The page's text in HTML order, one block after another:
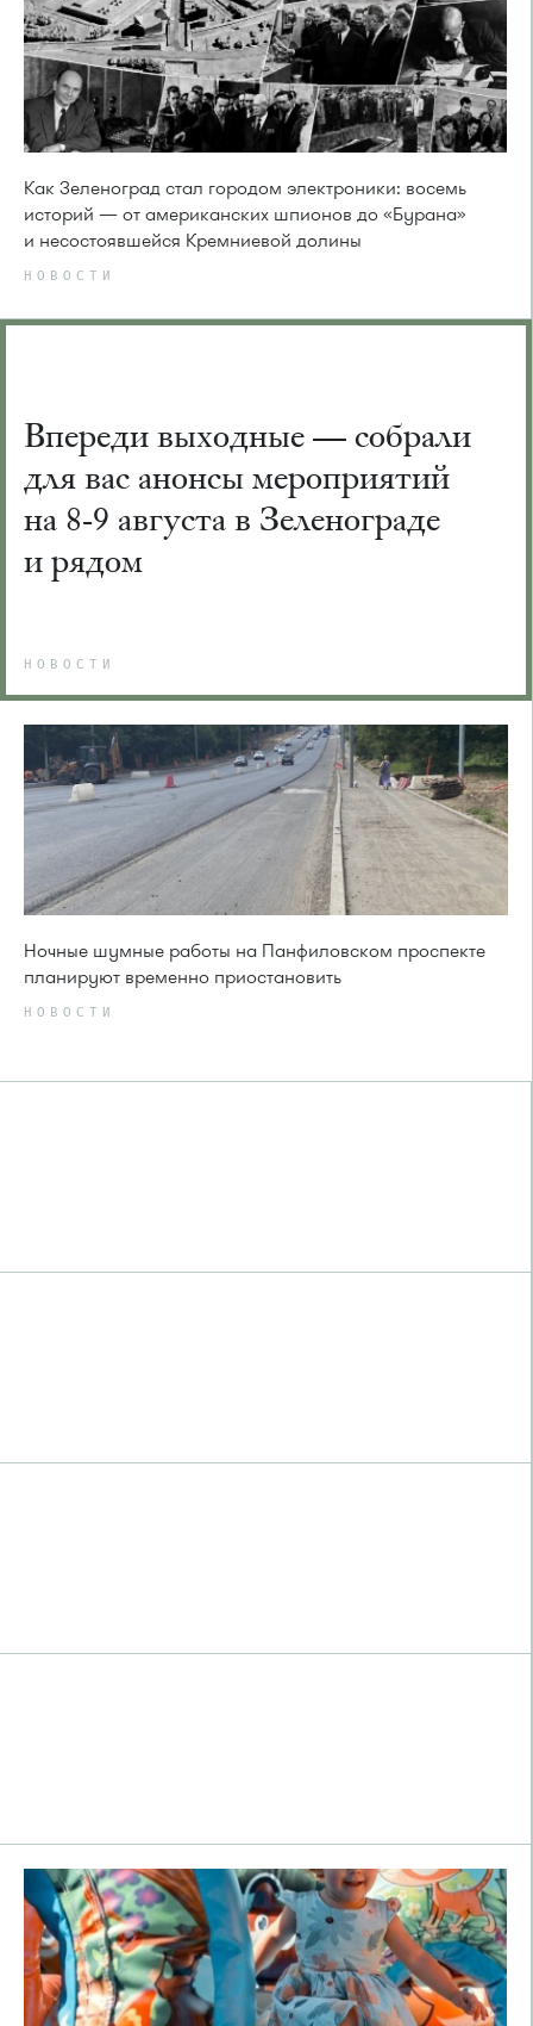
Как Зеленоград стал городом электроники: восемь
историй — от американских шпионов до «Бурана»
и несостоявшейся Кремниевой долины
НОВОСТИ
Впереди выходные — собрали
для вас анонсы мероприятий
на 8-9 августа в Зеленограде
и рядом
НОВОСТИ
Ночные шумные работы на Панфиловском проспекте
планируют временно приостановить
НОВОСТИ